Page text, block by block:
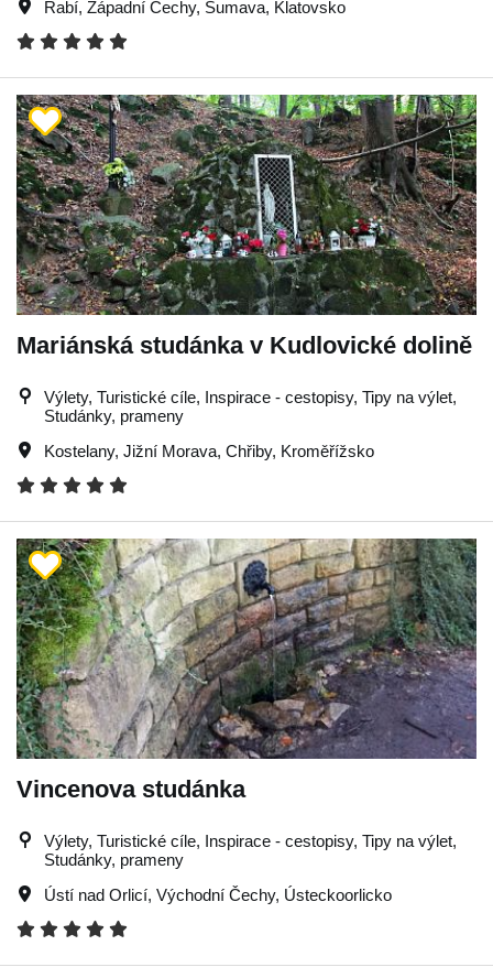
Rabí, Západní Čechy, Šumava, Klatovsko
Mariánská studánka v Kudlovické dolině
Výlety, Turistické cíle, Inspirace - cestopisy, Tipy na výlet,
Studánky, prameny
Kostelany, Jižní Morava, Chřiby, Kroměřížsko
Vincenova studánka
Výlety, Turistické cíle, Inspirace - cestopisy, Tipy na výlet,
Studánky, prameny
Ústí nad Orlicí, Východní Čechy, Ústeckoorlicko